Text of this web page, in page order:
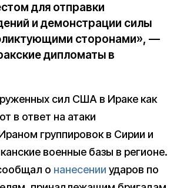
для отправки
и демонстрации силы
сторонами», —
дипломаты в
сил США в Ираке как
в ответ на атаки
группировок в Сирии и
военные базы в регионе.
о нанесении ударов по